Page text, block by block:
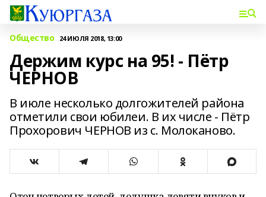
Общество 24 ИЮЛЯ 2018, 13:00
Держим курс на 95! - Пётр
ЧЕРНОВ
В июле несколько долгожителей района
отметили свои юбилеи. В их числе - Пётр
Прохорович ЧЕРНОВ из с. Молоканово.